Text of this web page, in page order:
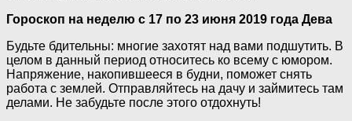
Гороскоп на неделю с 17 по 23 июня 2019 года Дева
Будьте бдительны: многие захотят над вами подшутить. В
целом в данный период относитесь ко всему с юмором.
Напряжение, накопившееся в будни, поможет снять
работа с землей. Отправляйтесь на дачу и займитесь там
делами. Не забудьте после этого отдохнуть!